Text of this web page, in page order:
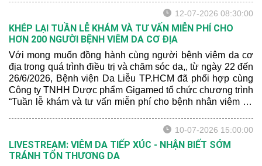
12-07-2026 08:30:00
KHÉP LẠI TUẦN LỄ KHÁM VÀ TƯ VẤN MIỄN PHÍ CHO
HƠN 200 NGƯỜI BỆNH VIÊM DA CƠ ĐỊA
Với mong muốn đồng hành cùng người bệnh viêm da cơ
địa trong quá trình điều trị và chăm sóc da,, từ ngày 22 đến
26/6/2026, Bệnh viện Da Liễu TP.HCM đã phối hợp cùng
Công ty TNHH Dược phẩm Gigamed tổ chức chương trình
“Tuần lễ khám và tư vấn miễn phí cho bệnh nhân viêm da
10-07-2026 15:00:00
LIVESTREAM: VIÊM DA TIẾP XÚC - NHẬN BIẾT SỚM
TRÁNH TỔN THƯƠNG DA